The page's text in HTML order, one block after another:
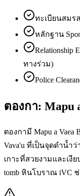
ทะเบียนสมร
หลักฐาน
Relationship
ทางร่วม)
Police
ตองกา: Mapu
ตองกามี Mapu a
Vava'u ที่เป็นจุดดำน้ำ
เกาะที่สวยงามและเงีย
tomb หินโบราณ iVC